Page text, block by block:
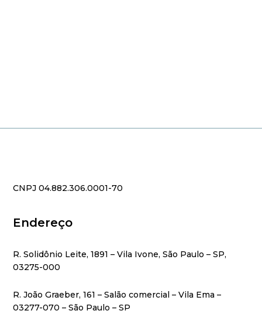
CNPJ 04.882.306.0001-70
Endereço
R. Solidônio Leite, 1891 – Vila Ivone, São Paulo – SP,
03275-000
R. João Graeber, 161 – Salão comercial – Vila Ema –
03277-070 – São Paulo – SP